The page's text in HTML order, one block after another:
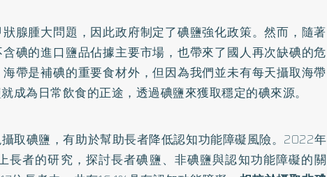
腺腫大問題，因此政府制定了碘鹽強化政策。然而，隨著
碘的進口鹽品佔據主要市場，也帶來了國人再次缺碘的危
帶是補碘的重要食材外，但因為我們並未有每天攝取海帶
成為日常飲食的正途，透過碘鹽來獲取穩定的碘來源。
取碘鹽，有助於幫助長者降低認知功能障礙風險。2022年
長者的研究，探討長者碘鹽、非碘鹽與認知功能障礙的關